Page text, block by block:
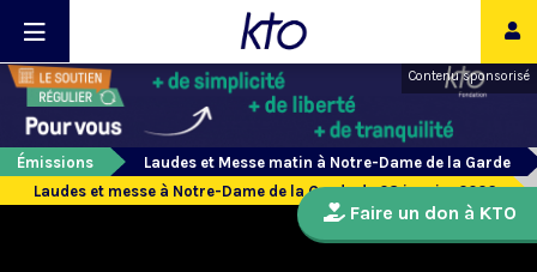
Contenu sponsorisé
Émissions
Laudes et Messe matin à Notre-Dame de la Garde
Laudes et messe à Notre-Dame de la Garde du 28 janvier 2026
Faire un don à KTO